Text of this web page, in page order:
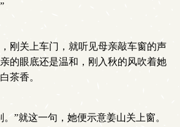
刚关上车门，就听见母亲敲车窗的声
的眼底还是温和，刚入秋的风吹着她
茶香。
”就这一句，她便示意姜山关上窗。